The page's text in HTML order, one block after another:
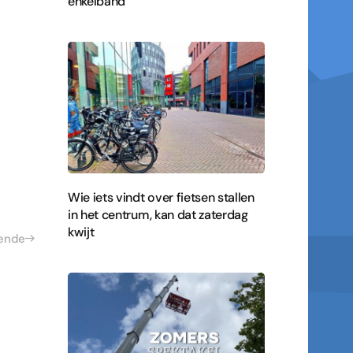
Wie iets vindt over fietsen stallen
in het centrum, kan dat zaterdag
kwijt